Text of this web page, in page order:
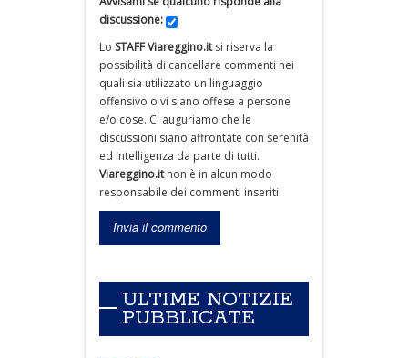
discussione:
Lo STAFF Viareggino.itsi riserva la
possibilità di cancellare commenti nei
quali sia utilizzato un linguaggio
offensivo o vi siano offese a persone
e/o cose. Ci auguriamo che le
discussioni siano affrontate con serenità
ed intelligenza da parte di tutti.
Viareggino.itnon è in alcun modo
responsabile dei commenti inseriti.
ULTIME NOTIZIE
PUBBLICATE